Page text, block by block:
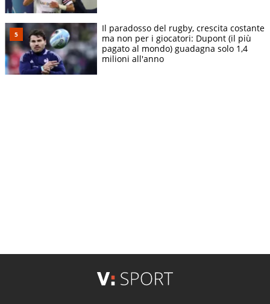
Il paradosso del rugby, crescita costante
ma non per i giocatori: Dupont (il più
pagato al mondo) guadagna solo 1,4
milioni all'anno